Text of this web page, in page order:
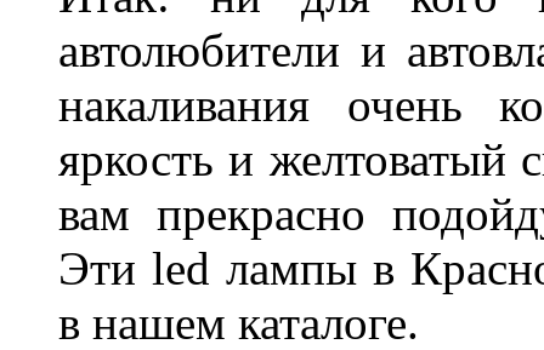
автолюбители и
накаливания очень
яркость и желтоватый
вам прекрасно
Эти led лампы в
в нашем каталоге.